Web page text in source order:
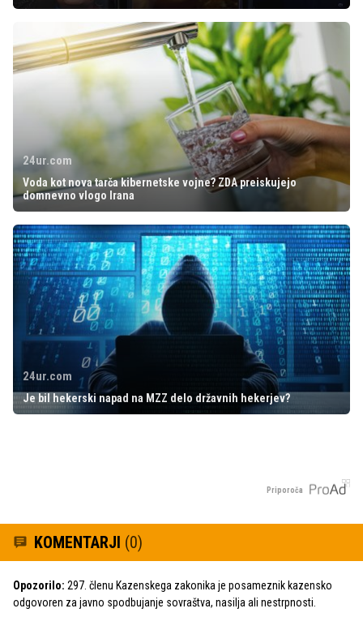
24ur.com
Voda kot nova tarča kibernetske vojne? ZDA preiskujejo
domnevno vlogo Irana
24ur.com
Je bil hekerski napad na MZZ delo državnih hekerjev?
Priporoča
KOMENTARJI (0)
Opozorilo: 297. členu Kazenskega zakonika je posameznik kazensko
odgovoren za javno spodbujanje sovraštva, nasilja ali nestrpnosti.